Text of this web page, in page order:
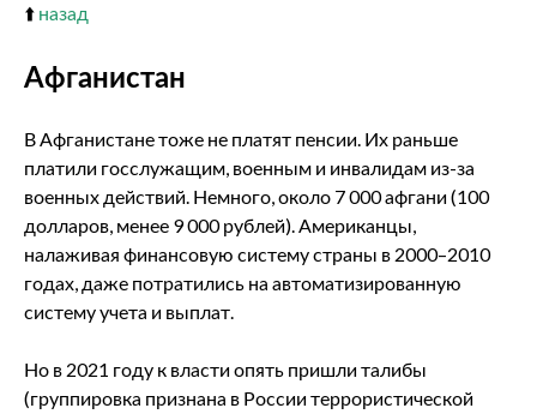
⬆️ назад
Афганистан
В Афганистане тоже не платят пенсии. Их раньше
платили госслужащим, военным и инвалидам из-за
военных действий. Немного, около 7 000 афгани (100
долларов, менее 9 000 рублей). Американцы,
налаживая финансовую систему страны в 2000–2010
годах, даже потратились на автоматизированную
систему учета и выплат.
Но в 2021 году к власти опять пришли талибы
(группировка признана в России террористической